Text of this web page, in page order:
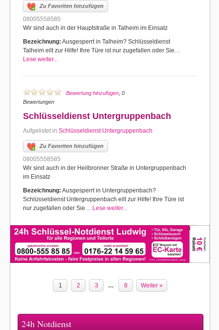
Zu Favoriten hinzufügen
08005558585
Wir sind auch in der Hauptstraße in Talheim im Einsatz
Bezeichnung: Ausgesperrt in Talheim? Schlüsseldienst
Talheim eilt zur Hilfe! Ihre Türe ist nur zugefallen oder Sie…
Lese weiter...
Bewertung hinzufügen , 0
Bewertungen
Schlüsseldienst Untergruppenbach
Aufgelistet in Schlüsseldienst Untergruppenbach
Zu Favoriten hinzufügen
08005558585
Wir sind auch in der Heilbronner Straße in Untergruppenbach
im Einsatz
Bezeichnung: Ausgesperrt in Untergruppenbach?
Schlüsseldienst Untergruppenbach eilt zur Hilfe! Ihre Türe ist
nur zugefallen oder Sie… Lese weiter...
1 2 3 … 8 Weiter »
24h Notdienst